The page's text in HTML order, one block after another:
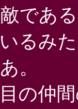
であ
るみ
。
の仲